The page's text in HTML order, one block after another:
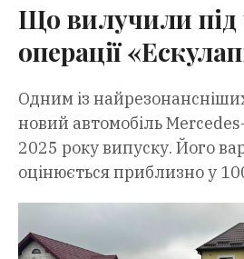
Що вилучили під
операції
Одним із
новий автомобіль
2025 року випуску. Його
оцінюється приблизно у